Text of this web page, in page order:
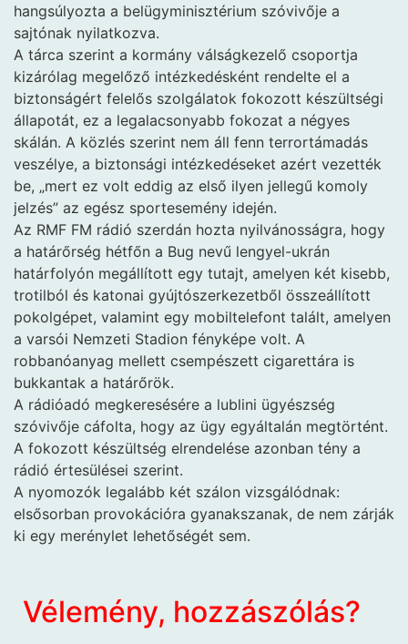
hangsúlyozta a belügyminisztérium szóvivője a
sajtónak nyilatkozva.
A tárca szerint a kormány válságkezelő csoportja
kizárólag megelőző intézkedésként rendelte el a
biztonságért felelős szolgálatok fokozott készültségi
állapotát, ez a legalacsonyabb fokozat a négyes
skálán. A közlés szerint nem áll fenn terrortámadás
veszélye, a biztonsági intézkedéseket azért vezették
be, „mert ez volt eddig az első ilyen jellegű komoly
jelzés” az egész sportesemény idején.
Az RMF FM rádió szerdán hozta nyilvánosságra, hogy
a határőrség hétfőn a Bug nevű lengyel-ukrán
határfolyón megállított egy tutajt, amelyen két kisebb,
trotilból és katonai gyújtószerkezetből összeállított
pokolgépet, valamint egy mobiltelefont talált, amelyen
a varsói Nemzeti Stadion fényképe volt. A
robbanóanyag mellett csempészett cigarettára is
bukkantak a határőrök.
A rádióadó megkeresésére a lublini ügyészség
szóvivője cáfolta, hogy az ügy egyáltalán megtörtént.
A fokozott készültség elrendelése azonban tény a
rádió értesülései szerint.
A nyomozók legalább két szálon vizsgálódnak:
elsősorban provokációra gyanakszanak, de nem zárják
ki egy merénylet lehetőségét sem.
Vélemény, hozzászólás?